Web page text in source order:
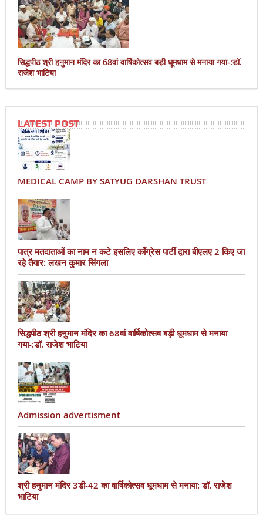
सिद्धपीठ श्री हनुमान मंदिर का 68वां वार्षिकोत्सव बड़ी धूमधाम से मनाया गया-:डॉ.
राजेश भाटिया
LATEST POST
MEDICAL CAMP BY SATYUG DARSHAN TRUST
पात्र मतदाताओं का नाम न कटे इसलिए काँग्रेस पार्टी द्वारा बीएलए 2 किए जा
रहे तैयार: लखन कुमार सिंगला
सिद्धपीठ श्री हनुमान मंदिर का 68वां वार्षिकोत्सव बड़ी धूमधाम से मनाया
गया-:डॉ. राजेश भाटिया
Admission advertisment
श्री हनुमान मंदिर 3डी-42 का वार्षिकोत्सव धूमधाम से मनाया: डॉ. राजेश
भाटिया